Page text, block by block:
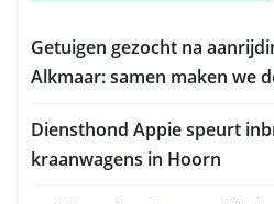
Getuigen gezocht na
Alkmaar: samen maken we
Diensthond Appie speurt
kraanwagens in Hoorn